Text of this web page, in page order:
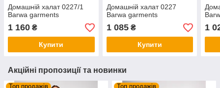
Домашній халат 0227/1
Barwa garments
1 160 ₴
Купити
Домашній халат 0227
Barwa garments
1 085₴
Купити
1
Акційні пропозиції та новинки
Топ продажів Топ продажів